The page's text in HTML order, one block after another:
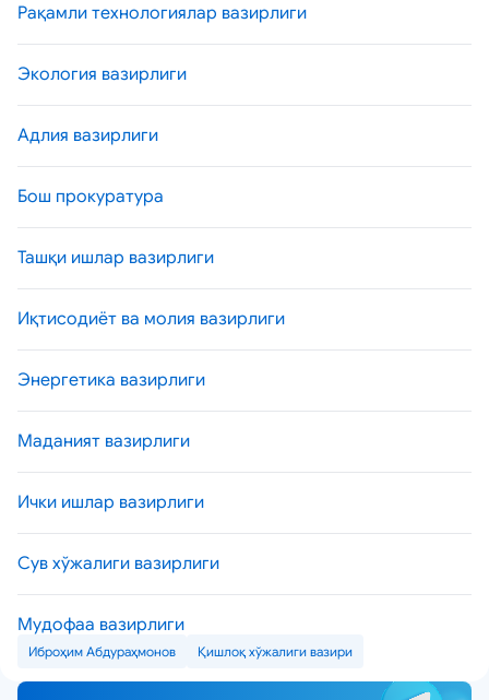
Рақамли технологиялар вазирлиги
Экология вазирлиги
Адлия вазирлиги
Бош прокуратура
Ташқи ишлар вазирлиги
Иқтисодиёт ва молия вазирлиги
Энергетика вазирлиги
Маданият вазирлиги
Ички ишлар вазирлиги
Сув хўжалиги вазирлиги
Мудофаа вазирлиги
Иброҳим Абдураҳмонов Қишлоқ хўжалиги вазири